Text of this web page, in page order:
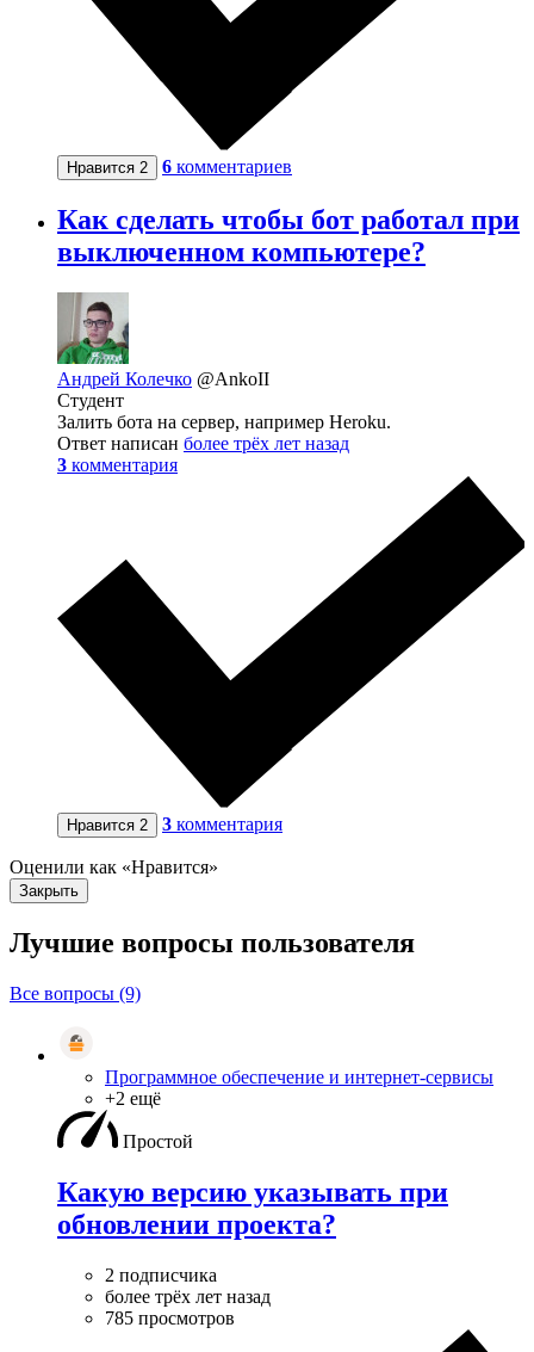
Нравится 2 6 комментариев
Как сделать чтобы бот работал при
выключенном компьютере?
Андрей Колечко @AnkoII
Студент
Залить бота на сервер, например Heroku.
Ответ написан более трёх лет назад
3 комментария
Нравится 2 3 комментария
Оценили как «Нравится»
Закрыть
Лучшие вопросы пользователя
Все вопросы (9)
Программное обеспечение и интернет-сервисы
+2 ещё
Простой
Какую версию указывать при
обновлении проекта?
2 подписчика
более трёх лет назад
785 просмотров